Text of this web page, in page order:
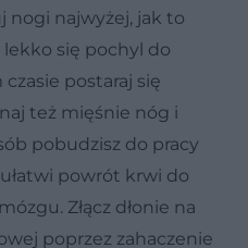
nogi najwyżej, jak to
się pochyl do
postaraj się
też mięśnie nóg i
pobudzisz do pracy
powrót krwi do
Złącz dłonie na
poprzez zahaczenie